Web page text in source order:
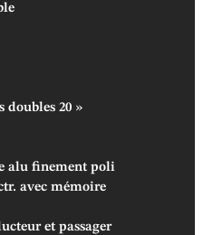
doubles 20 »
alu finement poli
avec mémoire
et passager